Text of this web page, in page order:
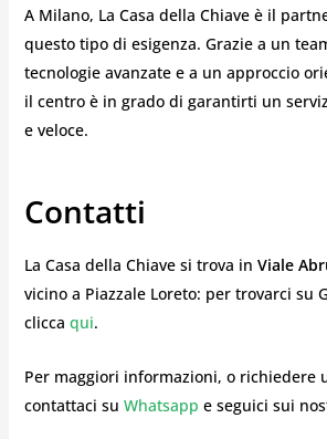
A Milano, La Casa della Chiave è il
questo tipo di esigenza. Grazie a un
tecnologie avanzate e a un approccio
il centro è in grado di garantirti un
e veloce.
Contatti
La Casa della Chiave si trova in Viale
vicino a Piazzale Loreto: per trovarci su
clicca qui.
Per maggiori informazioni, o richiedere
contattaci su Whatsapp e seguici sui